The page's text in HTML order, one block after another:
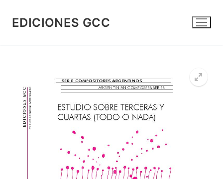
contenido
EDICIONES GCC